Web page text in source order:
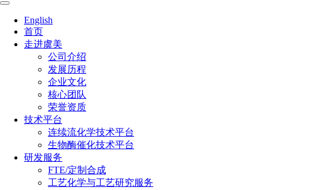
English
首页
走进虞美
公司介绍
发展历程
企业文化
核心团队
荣誉资质
技术平台
连续流化学技术平台
生物酶催化技术平台
研发服务
FTE/定制合成
工艺化学与工艺研究服务